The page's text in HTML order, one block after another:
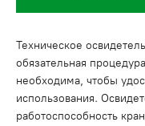
Техническое
обязательная
необходима, чтобы
использования.
работоспособность